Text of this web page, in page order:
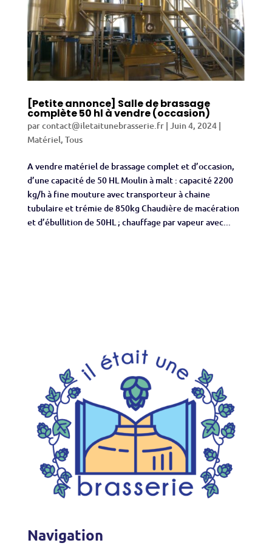
[Petite annonce] Salle de brassage
complète 50 hl à vendre (occasion)
parcontact@iletaitunebrasserie.fr| Juin 4, 2024|
Matériel, Tous
A vendre matériel de brassage complet et d’occasion,
d’une capacité de 50 HL Moulin à malt : capacité 2200
kg/h à fine mouture avec transporteur à chaine
tubulaire et trémie de 850kg Chaudière de macération
et d’ébullition de 50HL ; chauffage par vapeur avec...
Navigation